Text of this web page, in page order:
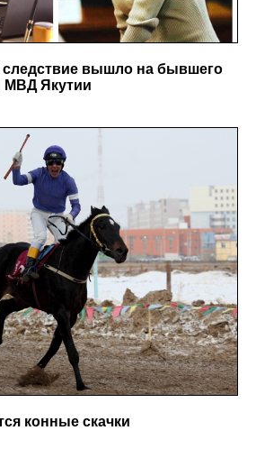
вышло на бывшего
МВД Якутии
конные скачки